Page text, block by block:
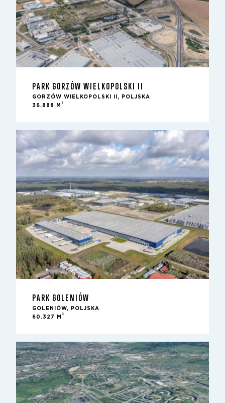
PARK GORZÓW WIELKOPOLSKI II
GORZÓW WIELKOPOLSKI II, POLJSKA
36.888 M
2
PARK GOLENIÓW
GOLENIÓW, POLJSKA
60.327 M
2